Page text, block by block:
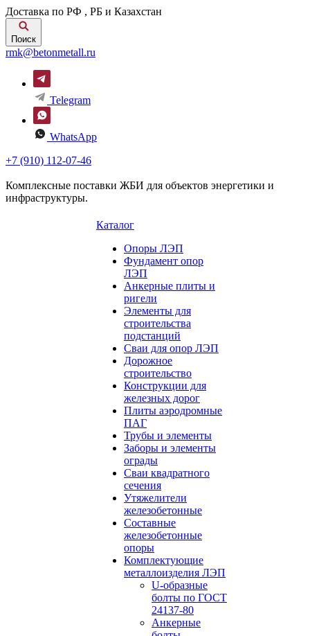
Доставка по РФ , РБ и Казахстан
Поиск
rmk@betonmetall.ru
Telegram
WhatsApp
+7 (910) 112-07-46
Комплексные поставки ЖБИ для объектов энергетики и
инфраструктуры.
Каталог
Опоры ЛЭП
Фундамент опор
ЛЭП
Анкерные плиты и
ригели
Элементы для
строительства
подстанций
Сваи для опор ЛЭП
Дорожное
строительство
Конструкции для
железных дорог
Плиты аэродромные
ПАГ
Трубы и элементы
Заборы и элементы
ограды
Сваи квадратного
сечения
Утяжелители
железобетонные
Составные
железобетонные
опоры
Комплектующие
металлоизделия ЛЭП
U-образные
болты по ГОСТ
24137-80
Анкерные